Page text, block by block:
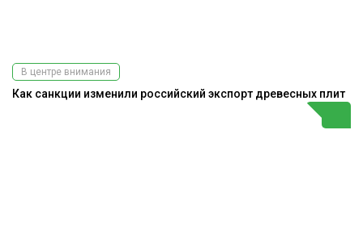
В центре внимания
Как санкции изменили российский экспорт древесных плит